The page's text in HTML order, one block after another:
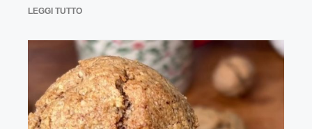
LEGGI TUTTO